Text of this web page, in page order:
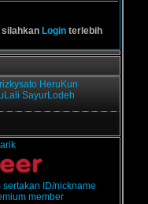
silahkan Login terlebih
rizkysato HeruKun
SayurLodeh
ID/nickname
member